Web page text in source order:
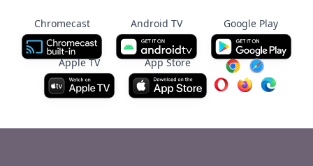
Chromecast Android TV Google Play
Apple TV App Store